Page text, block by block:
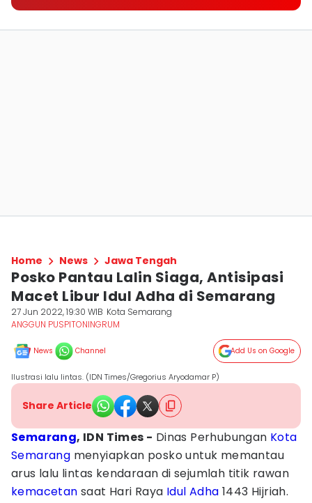
Home News Jawa Tengah
Posko Pantau Lalin Siaga, Antisipasi
Macet Libur Idul Adha di Semarang
27 Jun 2022, 19:30 WIB Kota Semarang
ANGGUN PUSPITONINGRUM
News Channel Add Us on Google
Ilustrasi lalu lintas. (IDN Times/Gregorius Aryodamar P)
Share Article
Semarang, IDN Times - Dinas Perhubungan Kota
Semarang menyiapkan posko untuk memantau
arus lalu lintas kendaraan di sejumlah titik rawan
kemacetan saat Hari Raya Idul Adha 1443 Hijriah.